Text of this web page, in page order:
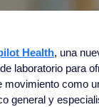
Health, una
laboratorio para
como
general y